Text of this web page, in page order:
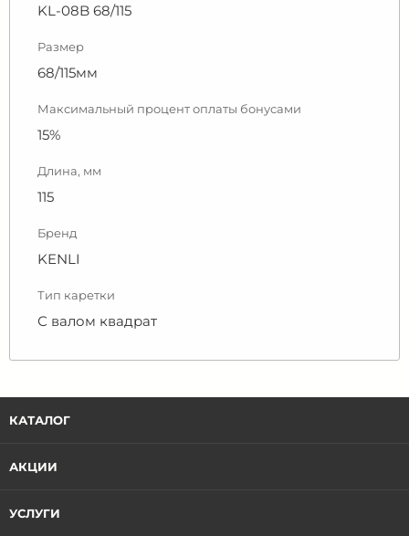
KL-08B 68/115
Размер
68/115мм
Максимальный процент оплаты бонусами
15%
Длина, мм
115
Бренд
KENLI
Тип каретки
С валом квадрат
КАТАЛОГ
АКЦИИ
УСЛУГИ